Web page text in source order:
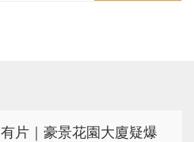
有片｜豪景花園大廈疑爆